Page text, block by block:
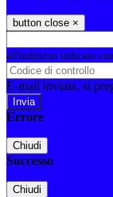
button close ×
all'indirizzo indicato
E-mail inviata, si
Errore
Chiudi
Successo
Chiudi